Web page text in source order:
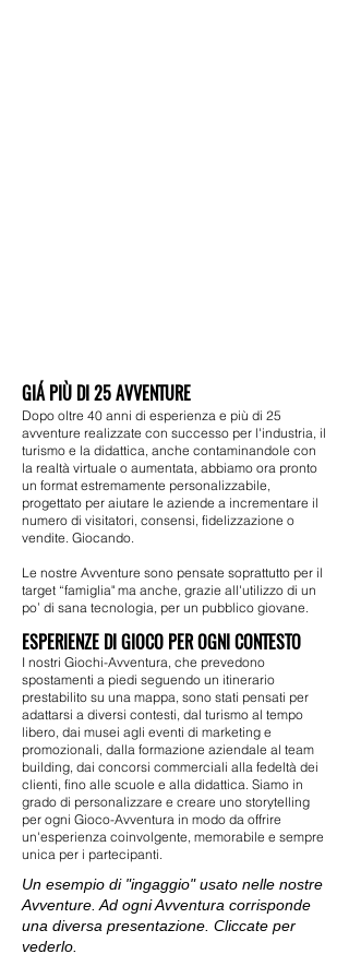
GIÁ PIÙ DI 25 AVVENTURE
Dopo oltre 40 anni di esperienza e più di 25
avventure realizzate con successo per l'industria, il
turismo e la didattica, anche contaminandole con
la realtà virtuale o aumentata, abbiamo ora pronto
un format estremamente personalizzabile,
progettato per aiutare le aziende a incrementare il
numero di visitatori, consensi, fidelizzazione o
vendite. Giocando.
Le nostre Avventure sono pensate soprattutto per il
target “famiglia" ma anche, grazie all'utilizzo di un
po’ di sana tecnologia, per un pubblico giovane.
ESPERIENZE DI GIOCO PER OGNI CONTESTO
I nostri Giochi-Avventura, che prevedono
spostamenti a piedi seguendo un itinerario
prestabilito su una mappa, sono stati pensati per
adattarsi a diversi contesti, dal turismo al tempo
libero, dai musei agli eventi di marketing e
promozionali, dalla formazione aziendale al team
building, dai concorsi commerciali alla fedeltà dei
clienti, fino alle scuole e alla didattica. Siamo in
grado di personalizzare e creare uno storytelling
per ogni Gioco-Avventura in modo da offrire
un'esperienza coinvolgente, memorabile e sempre
unica per i partecipanti.
Un esempio di "ingaggio" usato nelle nostre
Avventure. Ad ogni Avventura corrisponde
una diversa presentazione. Cliccate per
vederlo.